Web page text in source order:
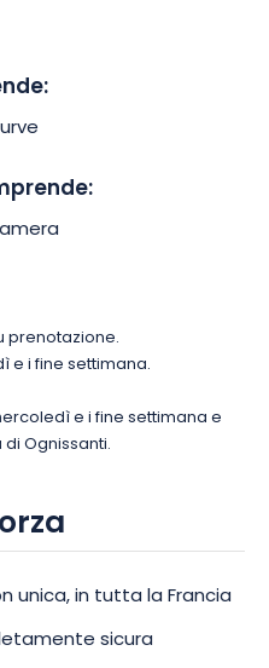
prenotazione.
e i fine settimana.
e i fine settimana e
Ognissanti.
unica, in tutta la Francia
sicura